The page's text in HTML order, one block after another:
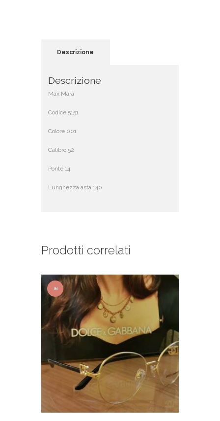
Descrizione
Descrizione
Max Mara
Codice 5151
Colore 001
Calibro 52
Ponte 14
Lunghezza asta 140
Prodotti correlati
IN
OFFER
TA!